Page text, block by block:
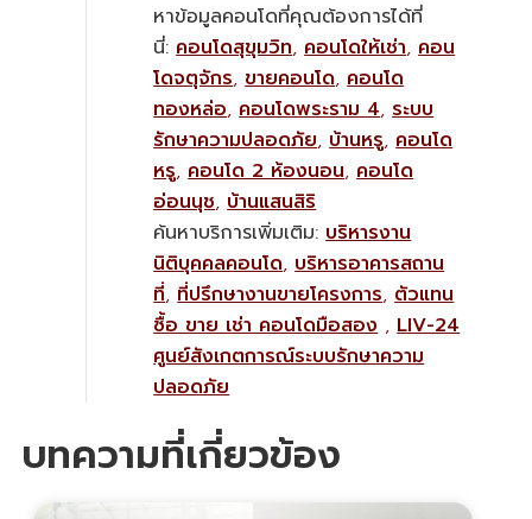
หาข้อมูลคอนโดที่คุณต้องการได้ที่
นี่: คอนโดสุขุมวิท, คอนโดให้เช่า, คอน
โดจตุจักร, ขายคอนโด, คอนโด
ทองหล่อ, คอนโดพระราม 4, ระบบ
รักษาความปลอดภัย, บ้านหรู, คอนโด
หรู, คอนโด 2 ห้องนอน, คอนโด
อ่อนนุช, บ้านแสนสิริ
ค้นหาบริการเพิ่มเติม: บริหารงาน
นิติบุคคลคอนโด, บริหารอาคารสถาน
ที่, ที่ปรึกษางานขายโครงการ, ตัวแทน
ซื้อ ขาย เช่า คอนโดมือสอง , LIV-24
ศูนย์สังเกตการณ์ระบบรักษาความ
ปลอดภัย
บทความที่เกี่ยวข้อง